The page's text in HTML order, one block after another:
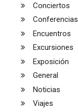
Conciertos
Conferencias
Encuentros
Excursiones
Exposición
General
Noticias
Viajes